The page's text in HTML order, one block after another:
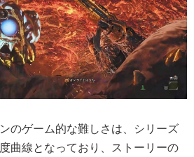
のゲーム的な難しさは、シリーズ
曲線となっており、ストーリーの